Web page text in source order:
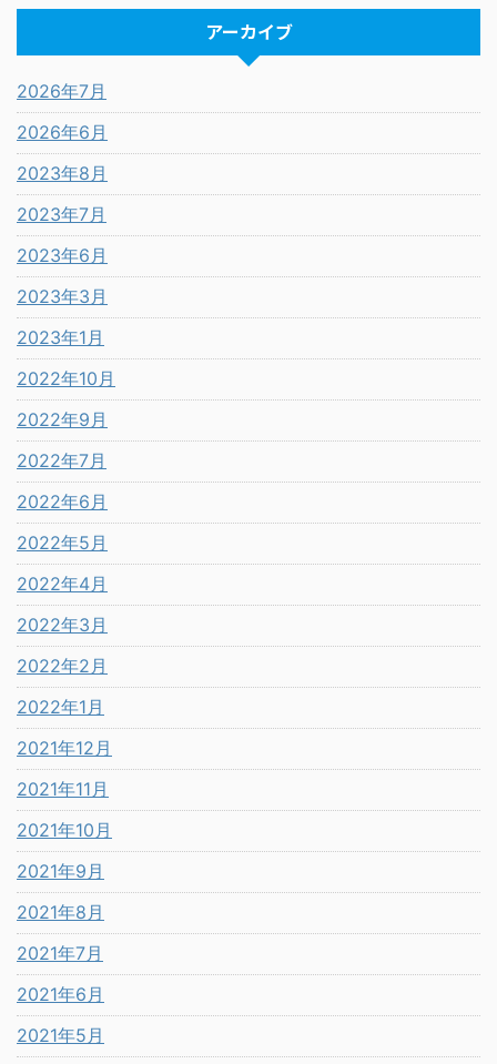
アーカイブ
2026年7月
2026年6月
2023年8月
2023年7月
2023年6月
2023年3月
2023年1月
2022年10月
2022年9月
2022年7月
2022年6月
2022年5月
2022年4月
2022年3月
2022年2月
2022年1月
2021年12月
2021年11月
2021年10月
2021年9月
2021年8月
2021年7月
2021年6月
2021年5月